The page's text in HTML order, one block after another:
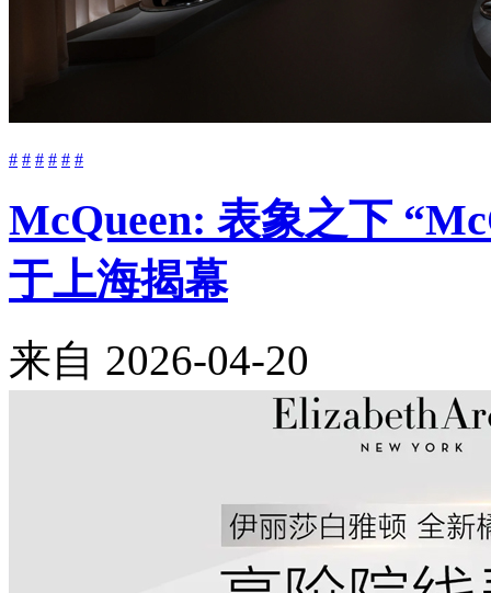
# # # # # #
McQueen: 表象之下
于上海揭幕
来自 2026-04-20